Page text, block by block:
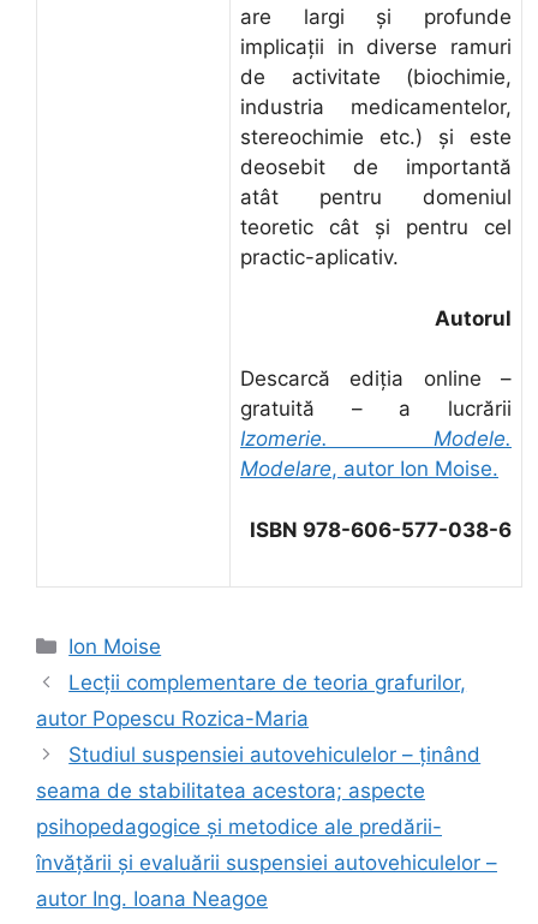
are largi şi profunde
implicaţii in diverse ramuri
de activitate (biochimie,
industria medicamentelor,
stereochimie etc.) şi este
deosebit de importantă
atât pentru domeniul
teoretic cât şi pentru cel
practic-aplicativ.
Autorul
Descarcă ediţia online –
gratuită – a lucrării
Izomerie. Modele.
Modelare, autor Ion Moise.
ISBN 978-606-577-038-6
Categorii
Ion Moise
Lecţii complementare de teoria grafurilor,
autor Popescu Rozica-Maria
Studiul suspensiei autovehiculelor – ţinând
seama de stabilitatea acestora; aspecte
psihopedagogice şi metodice ale predării-
învăţării şi evaluării suspensiei autovehiculelor –
autor Ing. Ioana Neagoe